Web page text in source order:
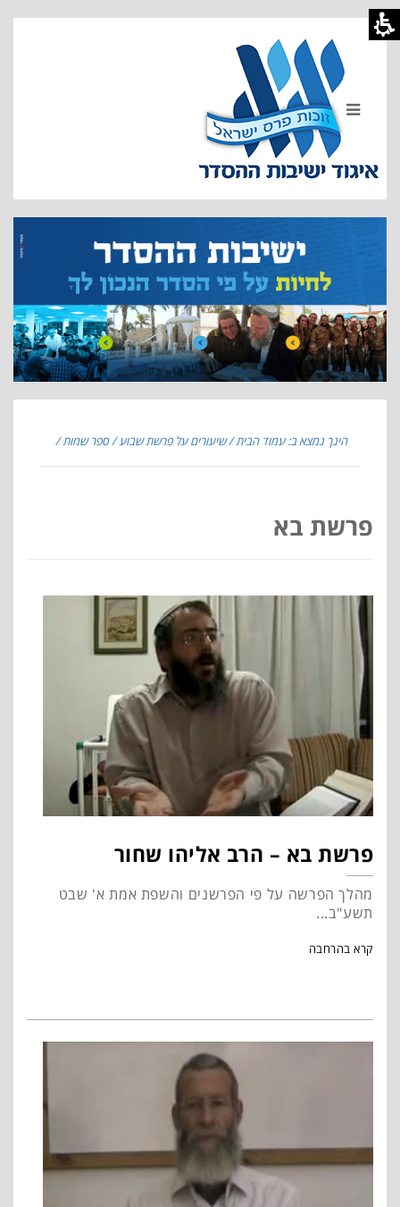
הינך נמצא ב: עמוד הבית שיעורים על פרשת שבוע ספר שמות
פרשת בא
פרשת בא – הרב אליהו שחור
מהלך הפרשה על פי הפרשנים והשפת אמת א' שבט
תשע"ב...
קרא בהרחבה